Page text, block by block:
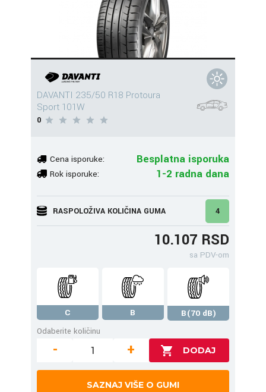
DAVANTI 235/50 R18 Protoura
Sport 101W
0
Cena isporuke: Besplatna isporuka
Rok isporuke: 1-2 radna dana
RASPOLOŽIVA KOLIČINA GUMA 4
10.107 RSD
sa PDV-om
C B
B(70 dB)
Odaberite količinu
- +
SAZNAJ VIŠE O GUMI